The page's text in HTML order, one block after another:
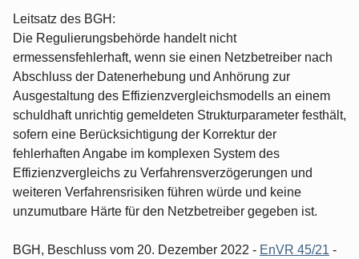
Leitsatz des BGH:
Die Regulierungsbehörde handelt nicht
ermessensfehlerhaft, wenn sie einen Netzbetreiber nach
Abschluss der Datenerhebung und Anhörung zur
Ausgestaltung des Effizienzvergleichsmodells an einem
schuldhaft unrichtig gemeldeten Strukturparameter festhält,
sofern eine Berücksichtigung der Korrektur der
fehlerhaften Angabe im komplexen System des
Effizienzvergleichs zu Verfahrensverzögerungen und
weiteren Verfahrensrisiken führen würde und keine
unzumutbare Härte für den Netzbetreiber gegeben ist.
BGH, Beschluss vom 20. Dezember 2022 - EnVR 45/21 -